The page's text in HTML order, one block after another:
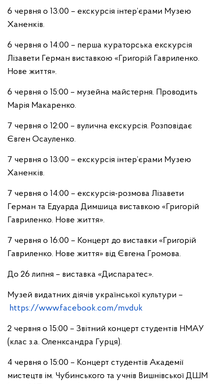
6 червня о 13:00 – екскурсія інтер’єрами Музею
Ханенків.
6 червня о 14:00 – перша кураторська екскурсія
Лізавети Герман виставкою «Григорій Гавриленко.
Нове життя».
6 червня о 15:00 – музейна майстерня. Проводить
Марія Макаренко.
7 червня о 12:00 – вулична екскурсія. Розповідає
Євген Осауленко.
7 червня о 13:00 – екскурсія інтер’єрами Музею
Ханенків.
7 червня о 14:00 – екскурсія-розмова Лізавети
Герман та Едуарда Димшица виставкою «Григорій
Гавриленко. Нове життя».
7 червня о 16:00 – Концерт до виставки «Григорій
Гавриленко. Нове життя» від Євгена Громова.
До 26 липня – виставка «Диспаратес».
Музей видатних діячів української культури –
https://www.facebook.com/mvduk
2 червня о 15:00 – Звітний концерт студентів НМАУ
(клас з.а. Оленксандра Гурця).
4 червня о 15:00 – Концерт студентів Академії
мистецтв ім. Чубинського та учнів Вишнівської ДШМ